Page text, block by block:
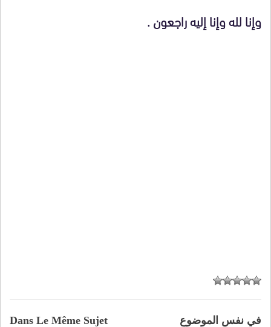
وإنا لله وإنا إليه راجعون .
Dans Le Même Sujet في نفس الموضوع